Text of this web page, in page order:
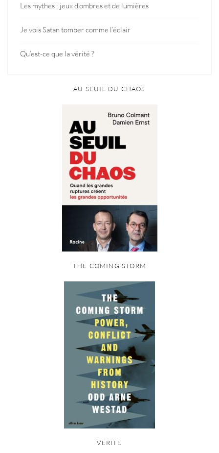
Les mythes : jeux d’ombres et de lumières
Je vois Satan tomber comme l’éclair
Qu’est-ce que la vérité ?
AU SEUIL DU CHAOS
THE COMING STORM
VÉRITÉ